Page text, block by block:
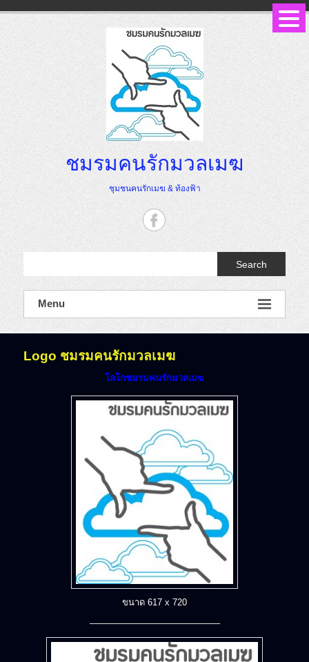
ชมรมคนรักมวลเมฆ
ชุมชนคนรักเมฆ & ท้องฟ้า
Search
Menu
Logo ชมรมคนรักมวลเมฆ
โลโกชมรมคนรักมวลเมฆ
ขนาด 617 x 720
——————————————–